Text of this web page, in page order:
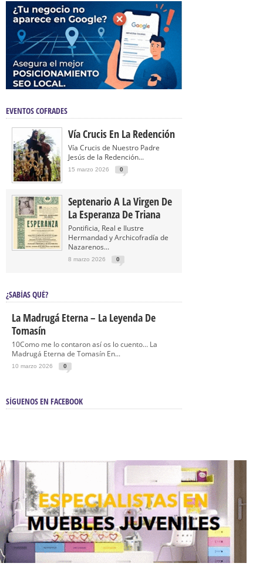
EVENTOS COFRADES
Vía Crucis En La Redención
Vía Crucis de Nuestro Padre
Jesús de la Redención...
15 marzo 2026 0
Septenario A La Virgen De
La Esperanza De Triana
Pontificia, Real e Ilustre
Hermandad y Archicofradía de
Nazarenos...
8 marzo 2026 0
¿SABÍAS QUÉ?
La Madrugá Eterna – La Leyenda De
Tomasín
10Como me lo contaron así os lo cuento… La
Madrugá Eterna de Tomasín En...
10 marzo 2026 0
SÍGUENOS EN FACEBOOK